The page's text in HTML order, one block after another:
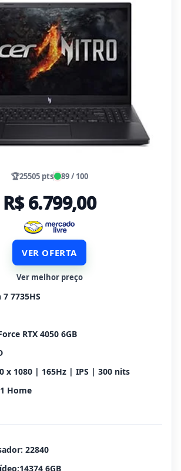
🏆25505 pts 89 / 100
R$ 6.799,00
VER OFERTA
Ver melhor preço
7735HS
RTX 4050 6GB
x 1080 | 165Hz | IPS | 300 nits
Home
22840
6GB